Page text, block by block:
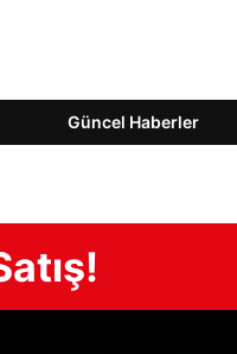
Güncel Haberler